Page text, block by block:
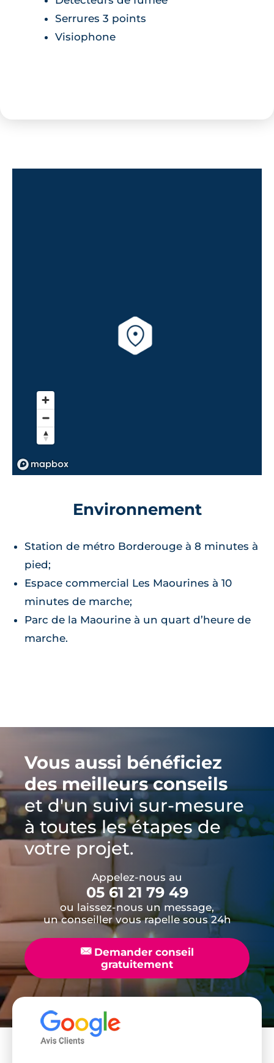
Serrures 3 points
Visiophone
Environnement
Station de métro Borderouge à 8 minutes à
pied;
Espace commercial Les Maourines à 10
minutes de marche;
Parc de la Maourine à un quart d’heure de
marche.
Vous aussi bénéficiez
des meilleurs conseils
et d'un suivi sur-mesure
à toutes les étapes de
votre projet.
Appelez-nous au
05 61 21 79 49
ou laissez-nous un message,
un conseiller vous rapelle sous 24h
📧Demander conseil
gratuitement